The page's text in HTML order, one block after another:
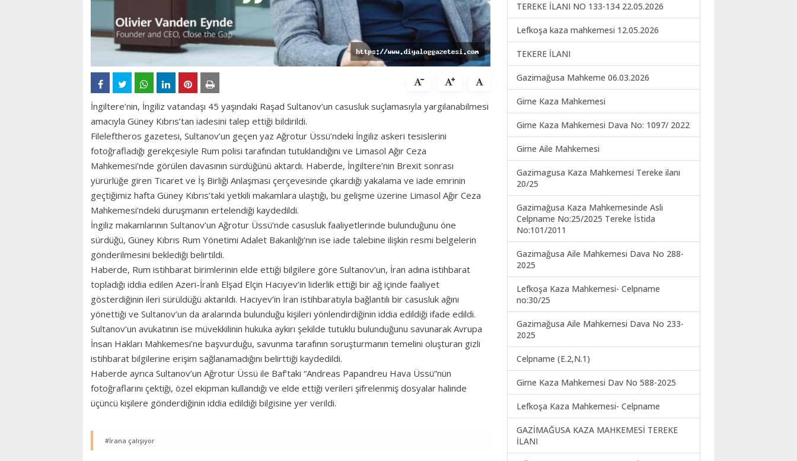
İngiltere’nin, İngiliz vatandaşı 45 yaşındaki Raşad Sultanov’un casusluk suçlamasıyla yargılanabilmesi
amacıyla Güney Kıbrıs’tan iadesini talep ettiği bildirildi.
Fileleftheros gazetesi, Sultanov’un geçen yaz Ağrotur Üssü’ndeki İngiliz askeri tesislerini
fotoğrafladığı gerekçesiyle Rum polisi tarafından tutuklandığını ve Limasol Ağır Ceza
Mahkemesi’nde görülen davasının sürdüğünü aktardı. Haberde, İngiltere’nin Brexit sonrası
yürürlüğe giren Ticaret ve İş Birliği Anlaşması çerçevesinde çıkardığı yakalama ve iade emrinin
geçtiğimiz hafta Güney Kıbrıs’taki yetkili makamlara ulaştığı, bu gelişme üzerine Limasol Ağır Ceza
Mahkemesi’ndeki duruşmanın ertelendiği kaydedildi.
İngiliz makamlarının Sultanov’un Ağrotur Üssü’nde casusluk faaliyetlerinde bulunduğunu öne
sürdüğü, Güney Kıbrıs Rum Yönetimi Adalet Bakanlığı’nın ise iade talebine ilişkin resmi belgelerin
gönderilmesini beklediği belirtildi.
Haberde, Rum istihbarat birimlerinin elde ettiği bilgilere göre Sultanov’un, İran adına istihbarat
topladığı iddia edilen Azeri-İranlı Elşad Elçin Hacıyev’in liderlik ettiği bir ağ içinde faaliyet
gösterdiğinin ileri sürüldüğü aktarıldı. Hacıyev’in İran istihbaratıyla bağlantılı bir casusluk ağını
yönettiği ve Sultanov’un da aralarında bulunduğu kişileri yönlendirdiğinin iddia edildiği ifade edildi.
Sultanov’un avukatının ise müvekkilinin hukuka aykırı şekilde tutuklu bulunduğunu savunarak Avrupa
İnsan Hakları Mahkemesi’ne başvurduğu, savunma tarafının soruşturmanın temelini oluşturan gizli
istihbarat bilgilerine erişim sağlanamadığını belirttiği kaydedildi.
Haberde ayrıca Sultanov’un Ağrotur Üssü ile Baf’taki “Andreas Papandreu Hava Üssü”nün
fotoğraflarını çektiği, özel ekipman kullandığı ve elde ettiği verileri şifrelenmiş dosyalar halinde
üçüncü kişilere gönderdiğinin iddia edildiği bilgisine yer verildi.
#İrana çalışıyor
TEREKE İLANI NO 133-134 22.05.2026
Lefkoşa kaza mahkemesi 12.05.2026
TEKERE İLANI
Gazimağusa Mahkeme 06.03.2026
Girne Kaza Mahkemesi
Girne Kaza Mahkemesi Dava No: 1097/ 2022
Girne Aile Mahkemesi
Gazimagusa Kaza Mahkemesi Tereke ilanı
20/25
Gazimağusa Kaza Mahkemesinde Asli
Celpname No:25/2025 Tereke İstida
No:101/2011
Gazimağusa Aile Mahkemesi Dava No 288-
2025
Lefkoşa Kaza Mahkemesi- Celpname
no:30/25
Gazimağusa Aile Mahkemesi Dava No 233-
2025
Celpname (E.2,N.1)
Girne Kaza Mahkemesi Dav No 588-2025
Lefkoşa Kaza Mahkemesi- Celpname
GAZİMAĞUSA KAZA MAHKEMESİ TEREKE
İLANI